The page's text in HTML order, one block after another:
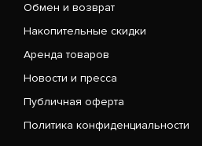
Обмен и возврат
Накопительные скидки
Аренда товаров
Новости и пресса
Публичная оферта
Политика конфиденциальности